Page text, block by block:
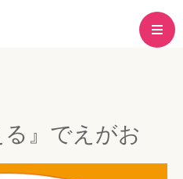
』でえがお